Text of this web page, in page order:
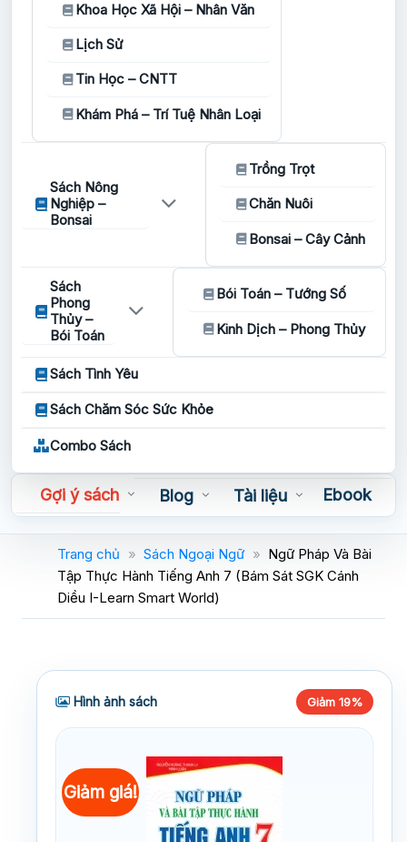
Khoa Học Xã Hội – Nhân Văn
Lịch Sử
Tin Học – CNTT
Khám Phá – Trí Tuệ Nhân Loại
Sách Nông
Nghiệp –
Bonsai
Trồng Trọt
Chăn Nuôi
Bonsai – Cây Cảnh
Sách
Phong
Thủy –
Bói Toán
Bói Toán – Tướng Số
Kinh Dịch – Phong Thủy
Sách Tình Yêu
Sách Chăm Sóc Sức Khỏe
Combo Sách
Gợi ý sách Blog Tài liệu
Ebook
Sách nói
Trang chủ » Sách Ngoại Ngữ » Ngữ Pháp Và Bài
Tập Thực Hành Tiếng Anh 7 (Bám Sát SGK Cánh
Diều I-Learn Smart World)
Hình ảnh sách Giảm 19%
Giảm giá!